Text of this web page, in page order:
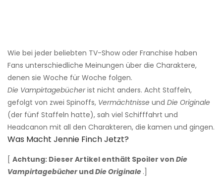
Wie bei jeder beliebten TV-Show oder Franchise haben
Fans unterschiedliche Meinungen über die Charaktere,
denen sie Woche für Woche folgen.
Die Vampirtagebücherist nicht anders. Acht Staffeln,
gefolgt von zwei Spinoffs, Vermächtnisse und Die Originale
(der fünf Staffeln hatte), sah viel Schifffahrt und
Headcanon mit all den Charakteren, die kamen und gingen.
Was Macht Jennie Finch Jetzt?
Achtung: Dieser Artikel enthält Spoiler von Die
VampirtagebücherundDie Originale .]